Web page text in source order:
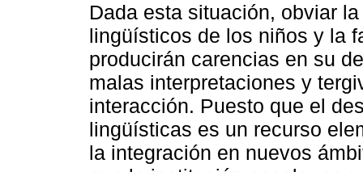
Dada esta situación, obviar
lingüísticos de los niños y la
producirán carencias en su
malas interpretaciones y
interacción. Puesto que el
lingüísticas es un recurso
la integración en nuevos